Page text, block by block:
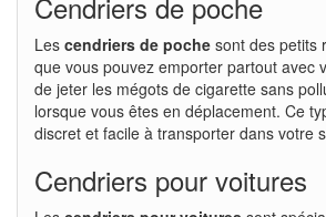
Les cendriers de poche sont des petits
que vous pouvez emporter partout avec
de jeter les mégots de cigarette sans
lorsque vous êtes en déplacement. Ce
discret et facile à transporter dans votre
Cendriers pour voitures